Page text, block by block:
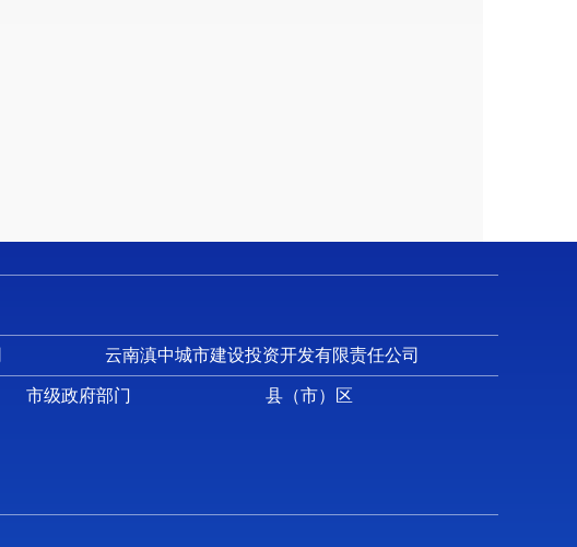
云南滇中城市建设投资开发有限责任公司
市级政府部门 县（市）区